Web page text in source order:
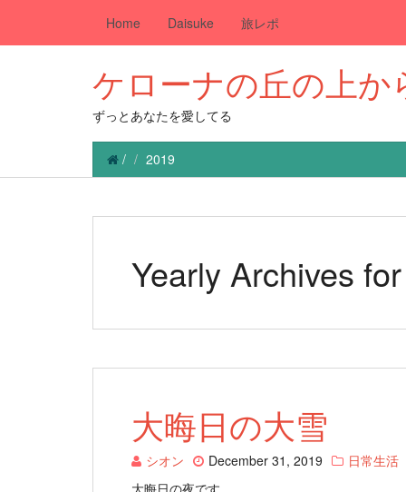
Home Daisuke 旅レポ
ケローナの丘の上か
ずっとあなたを愛してる
/ 2019
Yearly Archives
大晦日の大雪
シオン December 31, 2019
日常生活
大晦日の夜です